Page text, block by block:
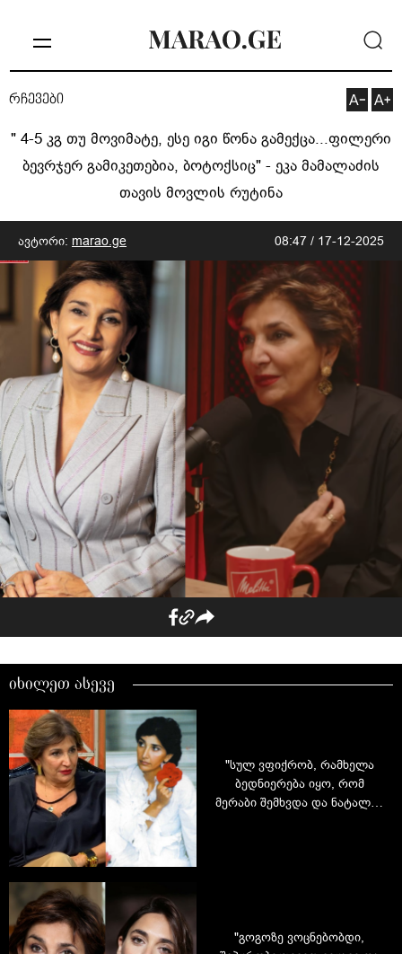
რჩევები
" 4-5 კგ თუ მოვიმატე, ესე იგი წონა გამექცა...ფილერი
ბევრჯერ გამიკეთებია, ბოტოქსიც" - ეკა მამალაძის
თავის მოვლის რუტინა
ავტორი: marao.ge 08:47 / 17-12-2025
იხილეთ ასევე
"სულ ვფიქრობ, რამხელა
ბედნიერება იყო, რომ
მერაბი შემხვდა და ნატალია
"გოგოზე ვოცნებობდი,